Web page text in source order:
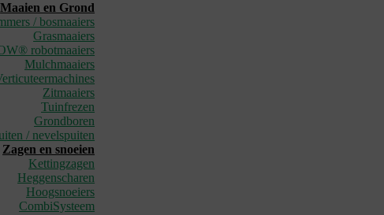
Maaien en Grond
/ bosmaaiers
Grasmaaiers
robotmaaiers
Mulchmaaiers
Zitmaaiers
Tuinfrezen
Grondboren
/ nevelspuiten
Zagen en snoeien
Kettingzagen
Heggenscharen
Hoogsnoeiers
CombiSysteem